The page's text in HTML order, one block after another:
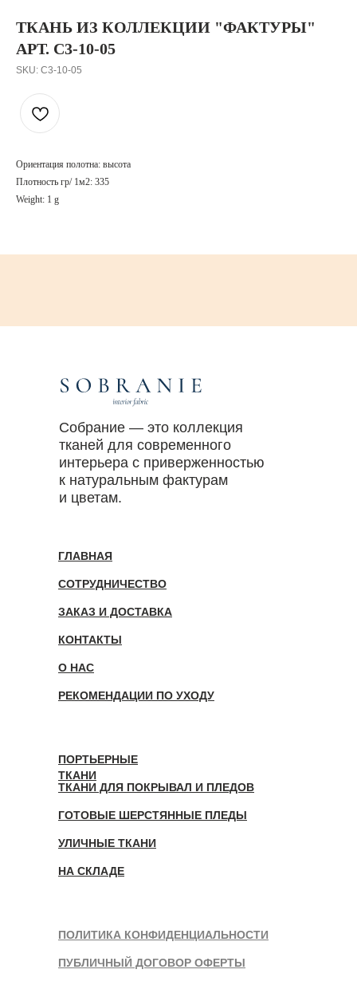
ТКАНЬ ИЗ КОЛЛЕКЦИИ "ФАКТУРЫ"
АРТ. C3-10-05
SKU: C3-10-05
Ориентация полотна: высота
Плотность гр/ 1м2: 335
Weight: 1 g
Собрание — это коллекция
тканей для современного
интерьера с приверженностью
к натуральным фактурам
и цветам.
ГЛАВНАЯ
СОТРУДНИЧЕСТВО
ЗАКАЗ И ДОСТАВКА
КОНТАКТЫ
О НАС
ПОЛИТИКА КОНФИДЕНЦИАЛЬНОСТИ
ПОРТЬЕРНЫЕ
ТКАНИ
ТКАНИ ДЛЯ ПОКРЫВАЛ И ПЛЕДОВ
ГОТОВЫЕ ШЕРСТЯННЫЕ ПЛЕДЫ
УЛИЧНЫЕ ТКАНИ
НА СКЛАДЕ
РЕКОМЕНДАЦИИ ПО УХОДУ
ПУБЛИЧНЫЙ ДОГОВОР ОФЕРТЫ